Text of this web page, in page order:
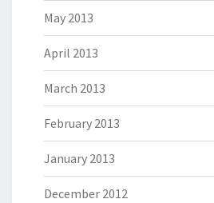
May 2013
April 2013
March 2013
February 2013
January 2013
December 2012